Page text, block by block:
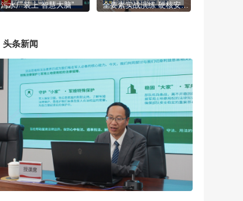
污水厂装上“智慧大脑” 全要素实战演练 硬核安保护航“两赛”
头条新闻